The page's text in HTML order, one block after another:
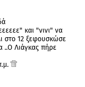
και "νινι" να
στο 12 ξεφουσκώσε
..Ο Λιάγκας πήρε